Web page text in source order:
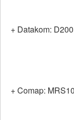
+ Datakom:
+ Comap: